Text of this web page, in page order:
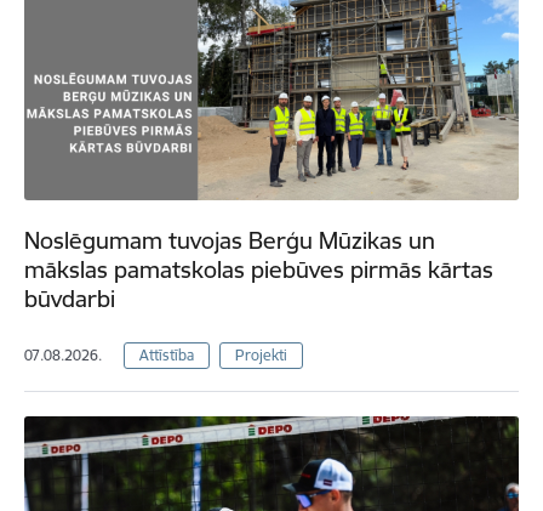
Noslēgumam tuvojas Berģu Mūzikas un
mākslas pamatskolas piebūves pirmās kārtas
būvdarbi
07.08.2026. Attīstība Projekti